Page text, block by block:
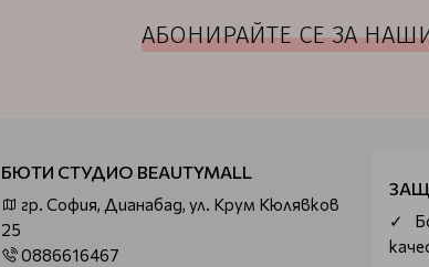
АБОНИРАЙТЕ СЕ ЗА
БЮТИ СТУДИО BEAUTYMALL
гр. София, Дианабад, ул. Крум Кюлявков
25
0886616467